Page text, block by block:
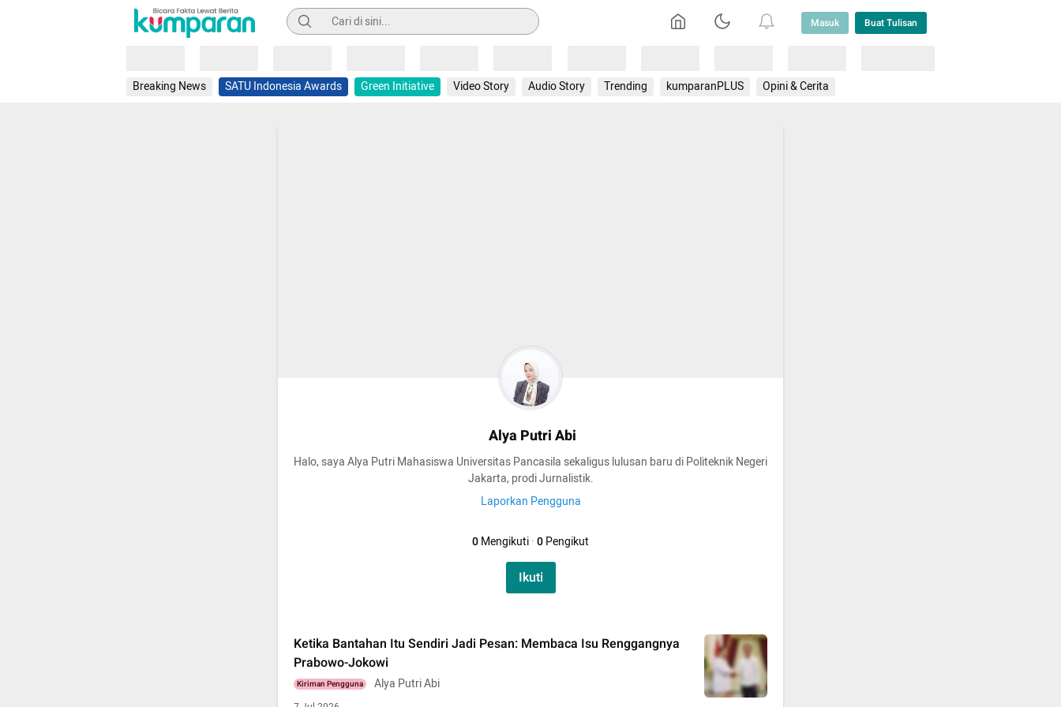
Pencarian Masuk Buat Tulisan
Breaking News SATU Indonesia Awards Green Initiative Video Story Audio Story Trending kumparanPLUS Opini & Cerita
Alya Putri Abi
Halo, saya Alya Putri Mahasiswa Universitas Pancasila sekaligus lulusan baru di Politeknik Negeri
Jakarta, prodi Jurnalistik.
Laporkan Pengguna
0Mengikuti·0Pengikut
Ikuti
Ketika Bantahan Itu Sendiri Jadi Pesan: Membaca Isu Renggangnya
Prabowo-Jokowi
Kiriman Pengguna Alya Putri Abi